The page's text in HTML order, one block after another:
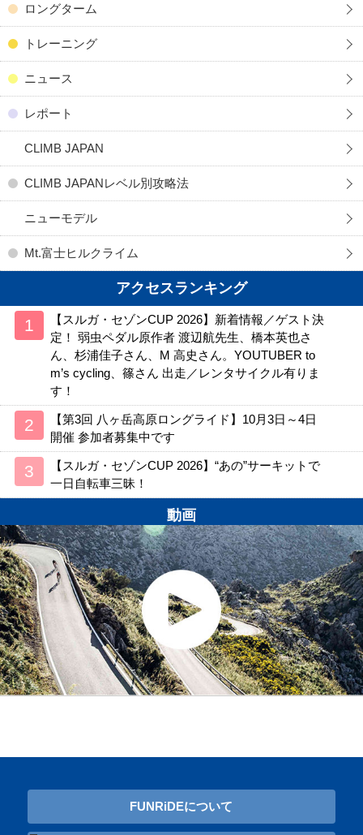
ロングターム
トレーニング
ニュース
レポート
CLIMB JAPAN
CLIMB JAPANレベル別攻略法
ニューモデル
Mt.富士ヒルクライム
アクセスランキング
【スルガ・セゾンCUP 2026】新着情報／ゲスト決
定！ 弱虫ペダル原作者 渡辺航先生、橋本英也さ
ん、杉浦佳子さん、M 高史さん。YOUTUBER to
m’s cycling、篠さん 出走／レンタサイクル有りま
す！
【第3回 八ヶ岳高原ロングライド】10月3日～4日
開催 参加者募集中です
【スルガ・セゾンCUP 2026】“あの”サーキットで
一日自転車三昧！
動画
FUNRiDEについて